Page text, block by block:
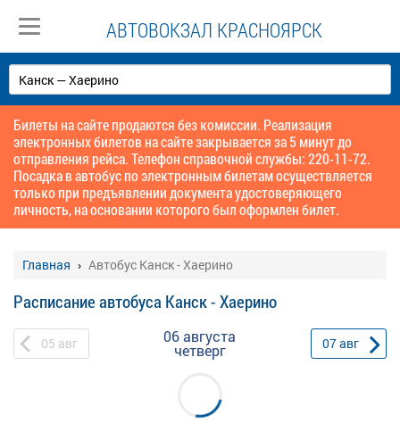
АВТОВОКЗАЛ КРАСНОЯРСК
Билеты на сайте продаются без комиссии. Реализация
электронных билетов на сайте закрывается за 5 минут до
отправления рейса. Телефон справочной службы: 220-11-72.
Посадка в автобус по электронным билетам осуществляется
только при предъявлении документа удостоверяющего
личность, на основании которого был оформлен билет.
Главная Автобус Канск - Хаерино
Расписание автобуса Канск - Хаерино
05 авг 06 августа
четверг 07авг